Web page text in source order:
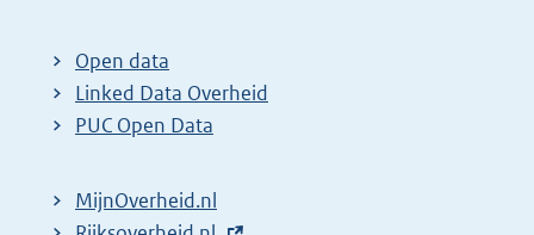
t
e
r
l
Open data
Linked Data Overheid
PUC Open Data
MijnOverheid.nl